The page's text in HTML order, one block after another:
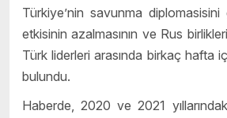
Türkiye’nin savunma diplomasisini
etkisinin azalmasının ve Rus
Türk liderleri arasında birkaç hafta
bulundu.
Haberde, 2020 ve 2021